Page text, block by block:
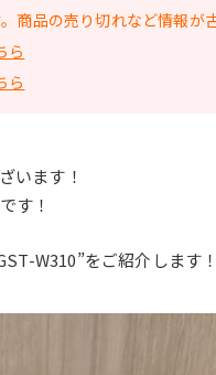
商品の売り切れなど情報が
ら
ら
います！
です！
W310”をご紹介します！